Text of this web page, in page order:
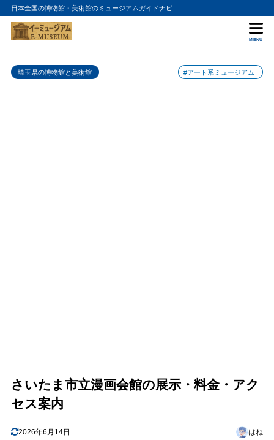
日本全国の博物館・美術館のミュージアムガイドナビ
MENU
埼玉県の博物館と美術館 #アート系ミュージアム
さいたま市立漫画会館の展示・料金・アク
セス案内
2026年6月14日 はね
目次
1 さいたま市立漫画会館の特徴